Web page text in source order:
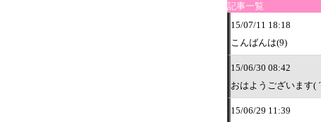
記事一覧
15/07/11 18:18
こんばんは(9)
15/06/30 08:42
おはようございます(
15/06/29 11:39